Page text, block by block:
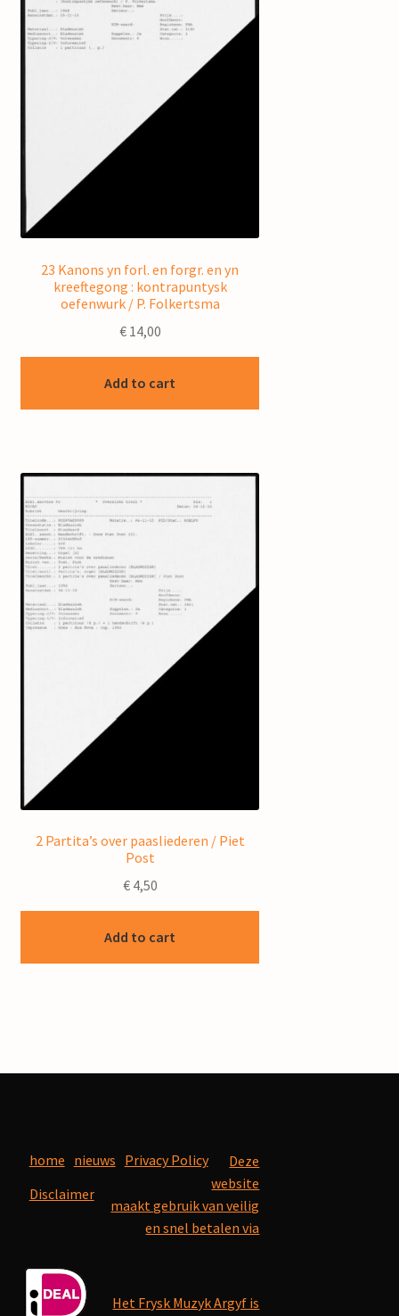
23 Kanons yn forl. en forgr. en yn
kreeftegong : kontrapuntysk
oefenwurk / P. Folkertsma
€14,00
Add to cart
2 Partita’s over paasliederen / Piet
Post
€4,50
Add to cart
home nieuws Privacy Policy
Disclaimer
Deze
website
maakt gebruik van veilig
en snel betalen via
Het Frysk Muzyk Argyf is